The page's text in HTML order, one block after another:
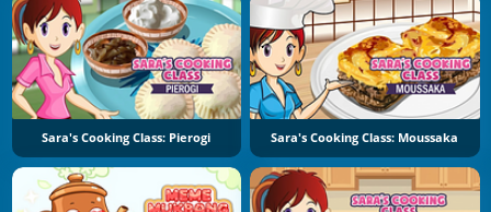
Sara's Cooking Class: Pierogi Sara's Cooking Class: Moussaka